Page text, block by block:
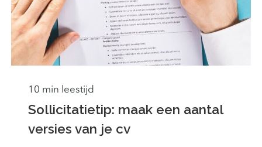
10 min leestijd
Sollicitatietip: maak een aantal
versies van je cv